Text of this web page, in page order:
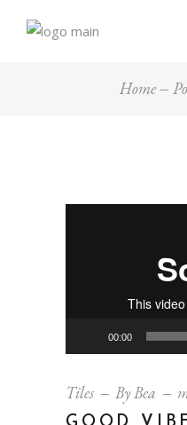
Home
00:00
Tiles ByBea